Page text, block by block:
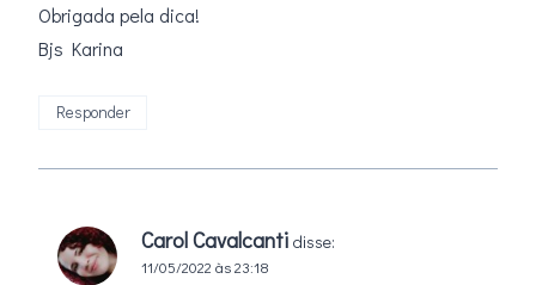
Obrigada pela dica!
Bjs Karina
Responder
Carol Cavalcanti disse:
11/05/2022 às 23:18